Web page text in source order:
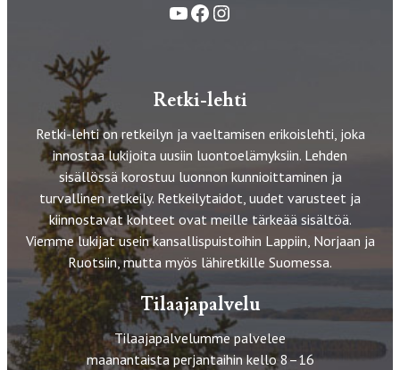
YouTube
FacebookInstagram
Retki-lehti
Retki-lehti on retkeilyn ja vaeltamisen erikoislehti, joka
innostaa lukijoita uusiin luontoelämyksiin. Lehden
sisällössä korostuu luonnon kunnioittaminen ja
turvallinen retkeily. Retkeilytaidot, uudet varusteet ja
kiinnostavat kohteet ovat meille tärkeää sisältöä.
Viemme lukijat usein kansallispuistoihin Lappiin, Norjaan ja
Ruotsiin, mutta myös lähiretkille Suomessa.
Tilaajapalvelu
Tilaajapalvelumme palvelee
maanantaista perjantaihin kello 8–16